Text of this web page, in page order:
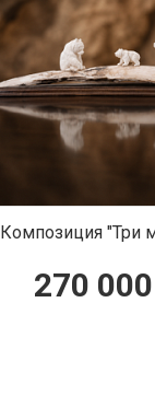
Композиция "Три
270 000